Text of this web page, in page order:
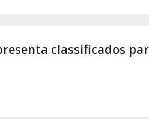
classificados